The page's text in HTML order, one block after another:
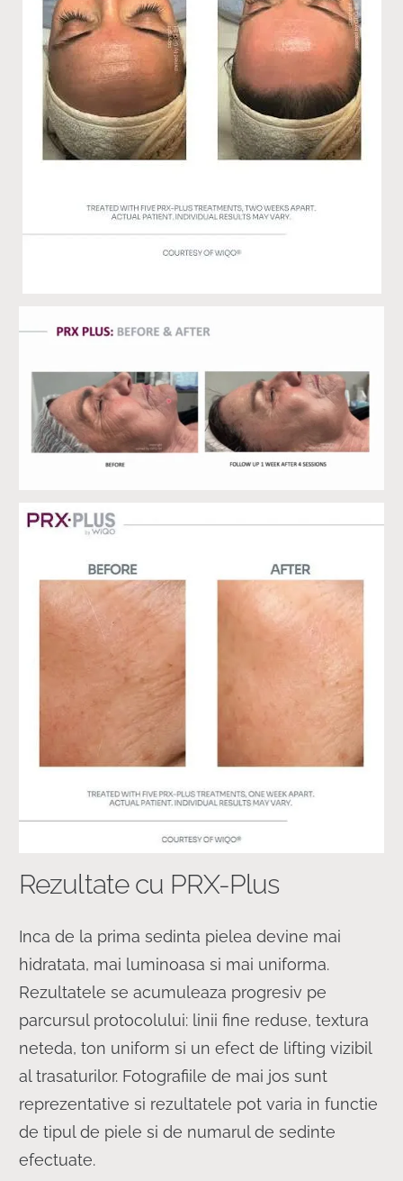
Rezultate cu PRX-Plus
Inca de la prima sedinta pielea devine mai
hidratata, mai luminoasa si mai uniforma.
Rezultatele se acumuleaza progresiv pe
parcursul protocolului: linii fine reduse, textura
neteda, ton uniform si un efect de lifting vizibil
al trasaturilor. Fotografiile de mai jos sunt
reprezentative si rezultatele pot varia in functie
de tipul de piele si de numarul de sedinte
efectuate.